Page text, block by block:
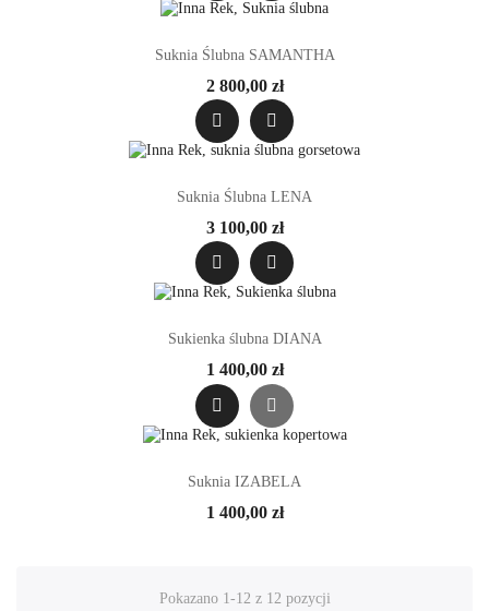
Suknia Ślubna SAMANTHA
2 800,00 zł
Suknia Ślubna LENA
3 100,00 zł
Sukienka ślubna DIANA
1 400,00 zł
Suknia IZABELA
1 400,00 zł
Pokazano 1-12 z 12 pozycji